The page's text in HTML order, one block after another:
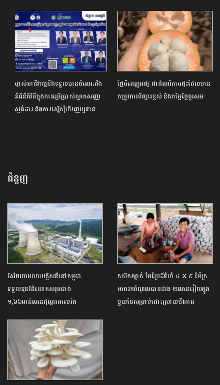
ម្ចាស់អាជីវកម្មនឹងទទួលបានចំណេះដឹង
អំពីនីតិវិធីក្នុងការប្រើប្រាស់ស្លាកសញ្ញា
ស្តង់ដារ និងការស្នើសុំហិរញ្ញប្បទាន
ផ្លែបំពេញរាជ្យ ជាដំណាំតាមផ្ទះដែលមាន
តម្រូវការទីផ្សារខ្ពស់ និងតម្លៃថ្លៃគួរសម
ជំនួញ
វិស័យថាមពលអគ្គិសនីនៅកម្ពុជា
ទទួលទុនវិនិយោគសរុបជាង
១,៦៦ពាន់លានដុល្លារអាមេរិក
កសិករម្នាក់ កែប្រែដីទំហំ ៤ X ៩ ម៉ែត្រ
អាច​រកចំណូលបាន​ជាង ​២លានរៀលក្នុង
មួយខែ​សម្រាប់ដោះស្រាយ​ជីវភាព